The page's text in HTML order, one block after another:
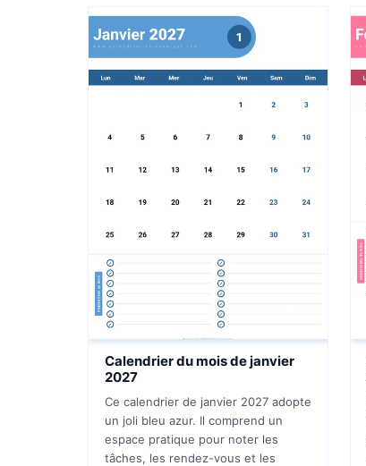
Calendrier du mois de janvier
2027
Ce calendrier de janvier 2027 adopte
un joli bleu azur. Il comprend un
espace pratique pour noter les
tâches, les rendez-vous et les